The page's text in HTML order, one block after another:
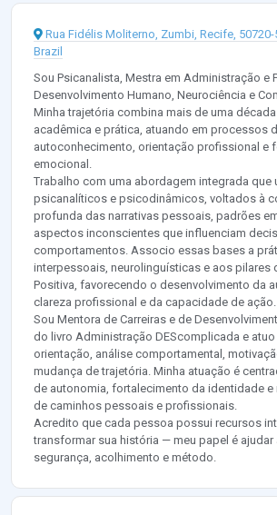
Rua Fidélis Moliterno, Zumbi, Recife,
Brazil
Sou Psicanalista, Mestra em Administração e
Desenvolvimento Humano, Neurociência e
Minha trajetória combina mais de uma
acadêmica e prática, atuando em processos
autoconhecimento, orientação profissional e
emocional.
Trabalho com uma abordagem integrada que
psicanalíticos e psicodinâmicos, voltados à
profunda das narrativas pessoais, padrões
aspectos inconscientes que influenciam
comportamentos. Associo essas bases a
interpessoais, neurolinguísticas e aos pilares
Positiva, favorecendo o desenvolvimento da
clareza profissional e da capacidade de ação.
Sou Mentora de Carreiras e de
do livro Administração DEScomplicada e
orientação, análise comportamental,
mudança de trajetória. Minha atuação é
de autonomia, fortalecimento da identidade e
de caminhos pessoais e profissionais.
Acredito que cada pessoa possui recursos
transformar sua história — meu papel é
segurança, acolhimento e método.